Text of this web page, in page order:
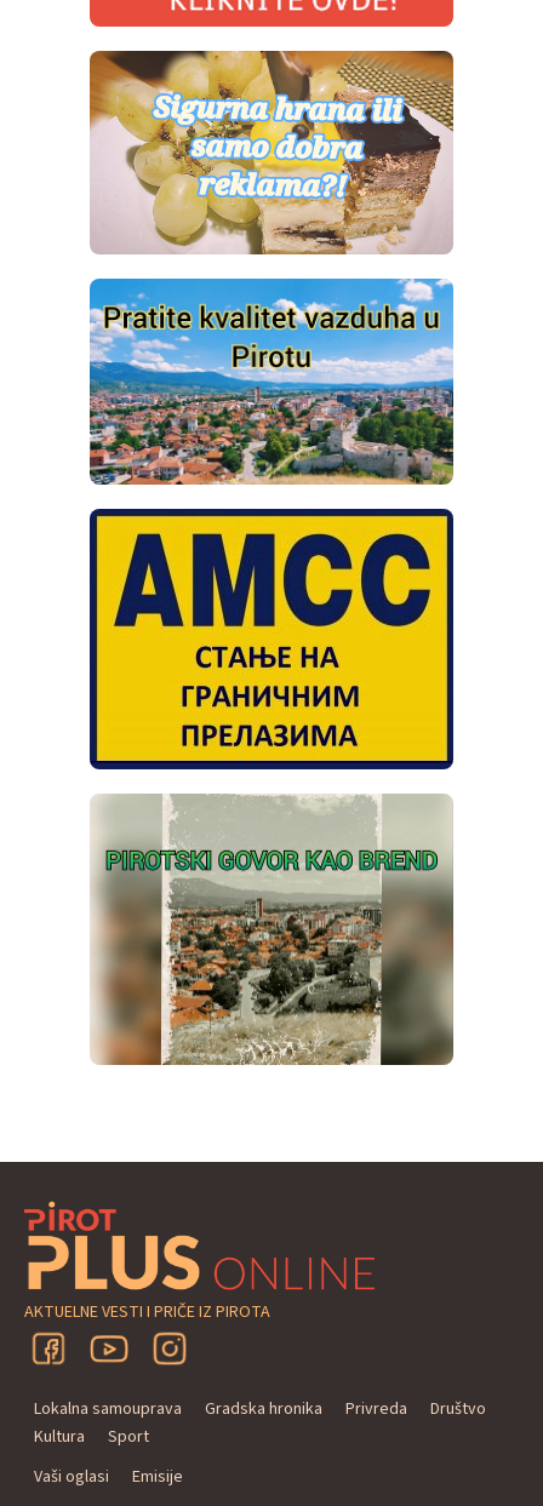
AKTUELNE VESTI I PRIČE IZ PIROTA
Lokalna samouprava Gradska hronika Privreda
Društvo
Kultura
Sport
Vaši oglasi
Emisije